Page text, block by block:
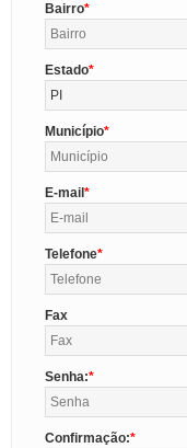
Bairro
Estado
PI
Município
E-mail
Telefone
Fax
Senha:
Confirmação: